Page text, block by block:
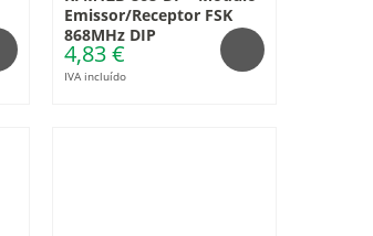
Emissor/Receptor FSK
868MHz DIP
4,83 €
IVA incluído